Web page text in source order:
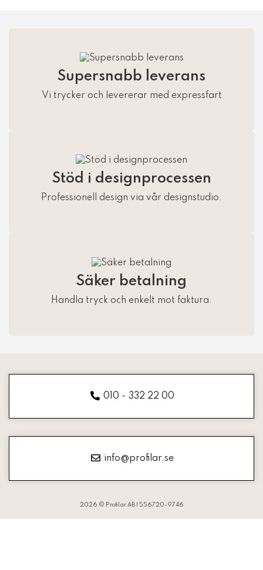
Supersnabb leverans
Vi trycker och levererar med expressfart
Stöd i designprocessen
Professionell design via vår designstudio.
Säker betalning
Handla tryck och enkelt mot faktura.
010 - 332 22 00
info@profilar.se
2026 © Profilar AB | 556720-9746